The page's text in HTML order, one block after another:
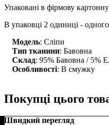
Упаковані в фірмову
В упаковці 2 одиниці - одного
Модель: Сліпи
Тип тканини: Бавовна
Склад: 95% Бавовна / 5%
Особливості: В смужку
Покупці цього
Швидкий перегляд